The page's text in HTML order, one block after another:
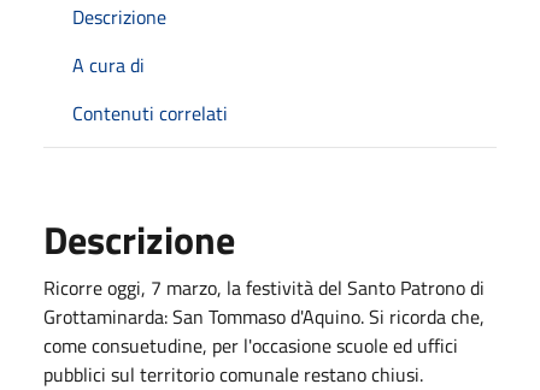
Descrizione
A cura di
Contenuti correlati
Descrizione
Ricorre oggi, 7 marzo, la festività del Santo Patrono di
Grottaminarda: San Tommaso d'Aquino. Si ricorda che,
come consuetudine, per l'occasione scuole ed uffici
pubblici sul territorio comunale restano chiusi.